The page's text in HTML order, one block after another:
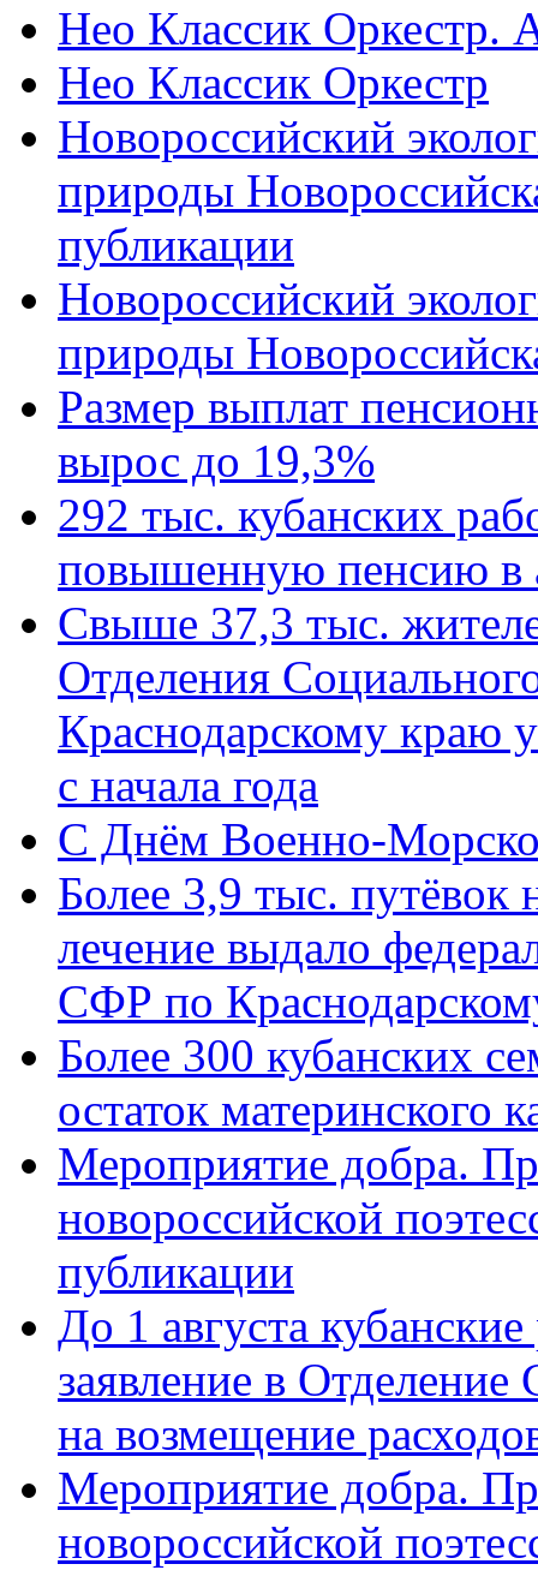
Нео Классик Оркестр.
Нео Классик Оркестр
Новороссийский
природы
публикации
Новороссийский
природы
Размер выплат
вырос до 19,3%
292 тыс. кубанских
повышенную пенсию в
Свыше 37,3 тыс.
Отделения
Краснодарскому краю
с начала года
C Днём Военно-
Более 3,9 тыс. путёвок
лечение выдало
СФР по
Более 300 кубанских
остаток материнского
Мероприятие добра.
новороссийской
публикации
До 1 августа
заявление в
на возмещение
Мероприятие добра.
новороссийской